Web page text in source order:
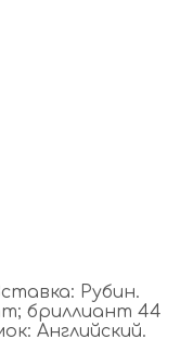
Рубин.
бриллиант 44
Английский.